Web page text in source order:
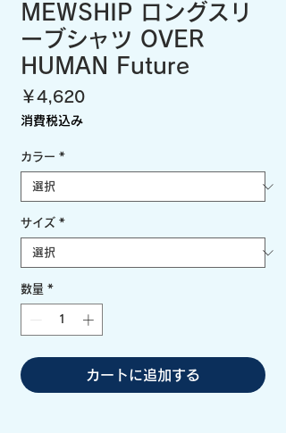
MEWSHIP ロングスリ
ーブシャツ OVER
HUMAN Future
￥4,620価
消費税込み
カラー *
サイズ *
数量 *
カートに追加する